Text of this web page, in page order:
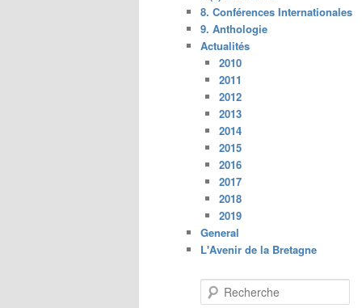
8. Conférences Internationales
9. Anthologie
Actualités
2010
2011
2012
2013
2014
2015
2016
2017
2018
2019
General
L'Avenir de la Bretagne
e